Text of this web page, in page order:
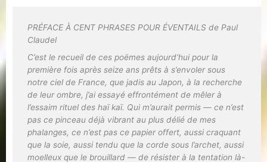
PRÉFACE À CENT PHRASES POUR ÉVENTAILS de Paul
Claudel
C’est le recueil de ces poëmes aujourd’hui pour la
première fois après seize ans prêts à s’envoler sous
notre ciel de France, que jadis au Japon, à la recherche
de leur ombre, j’ai essayé effrontément de mêler à
l’essaim rituel des haï kaï. Qui m’aurait permis — ce n’est
pas ce pinceau déjà vibrant au plus délié de mes
phalanges, ce n’est pas ce papier offert, aussi craquant
que la soie, aussi tendu que la corde sous l’archet, aussi
moelleux que le brouillard — de résister à la tentation là-